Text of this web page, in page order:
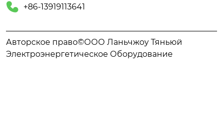
 +86-13919113641
Авторское право©ООО Ланьчжоу Тяньюй
Электроэнергетическое Оборудование